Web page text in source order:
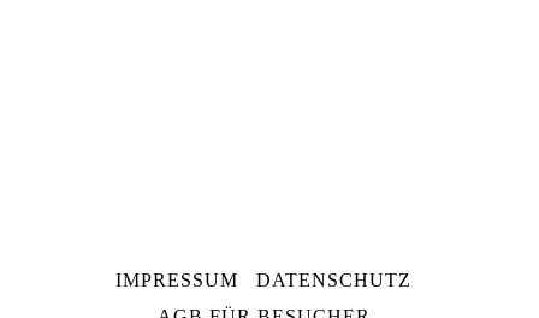
NAVIGATIONIMPRESSUM
DATENSCHUTZ